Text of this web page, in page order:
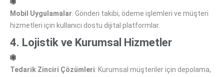
Mobil Uygulamalar: Gönderi takibi, ödeme işlemleri ve müşteri
hizmetleri için kullanıcı dostu dijital platformlar.
4. Lojistik ve Kurumsal Hizmetler
Tedarik Zinciri Çözümleri: Kurumsal müşteriler için depolama,